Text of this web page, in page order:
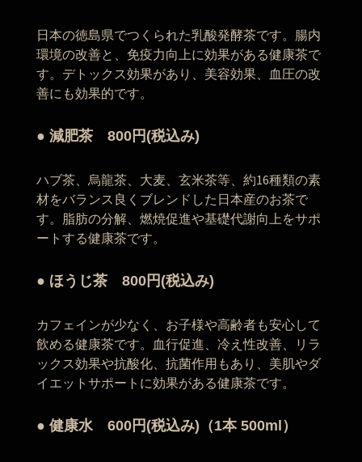
日本の徳島県でつくられた乳酸発酵茶です。腸内
環境の改善と、免疫力向上に効果がある健康茶で
す。デトックス効果があり、美容効果、血圧の改
善にも効果的です。
● 減肥茶 800円(税込み)
ハブ茶、烏龍茶、大麦、玄米茶等、約16種類の素
材をバランス良くブレンドした日本産のお茶で
す。脂肪の分解、燃焼促進や基礎代謝向上をサポ
ートする健康茶です。
● ほうじ茶 800円(税込み)
カフェインが少なく、お子様や高齢者も安心して
飲める健康茶です。血行促進、冷え性改善、リラ
ックス効果や抗酸化、抗菌作用もあり、美肌やダ
イエットサポートに効果がある健康茶です。
● 健康水 600円(税込み)（1本 500ml）